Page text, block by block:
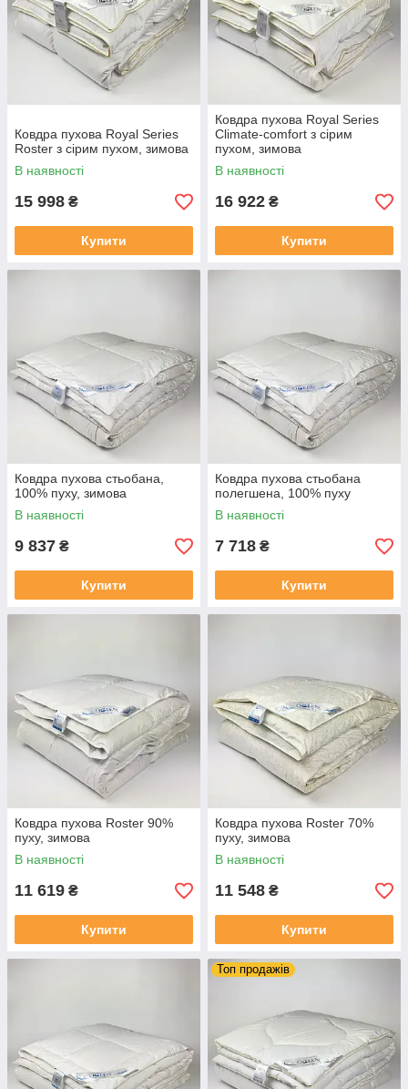
Ковдра пухова Royal Series
Roster з сірим пухом, зимова
В наявності
15 998 ₴
Купити
Ковдра пухова Royal Series
Climate-comfort з сірим
пухом, зимова
В наявності
16 922 ₴
Купити
Ковдра пухова стьобана,
100% пуху, зимова
В наявності
9 837 ₴
Купити
Ковдра пухова стьобана
полегшена, 100% пуху
В наявності
7 718 ₴
Купити
Ковдра пухова Roster 90%
пуху, зимова
В наявності
11 619 ₴
Купити
Ковдра пухова Roster 70%
пуху, зимова
В наявності
11 548 ₴
Купити
Топ продажів